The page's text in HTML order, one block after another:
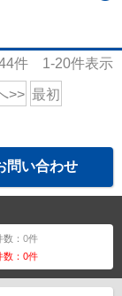
件 1-20件表示
>> 最初
問い合わせ
数：0件
数：0件